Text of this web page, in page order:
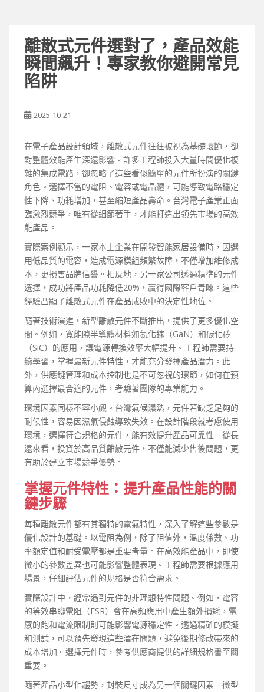
離散式元件選對了，產品效能
瞬間飆升！專家教你避開常見
陷阱
2025-10-21
在電子產品設計領域，離散式元件往往被視為基礎環節，卻
對整體效能產生深遠影響。許多工程師投入大量時間優化複
雜的集成電路，卻忽略了這些看似簡單的元件所扮演的關鍵
角色。選擇不當的電阻、電容或電晶體，可能導致電路穩定
性下降、功耗增加，甚至縮短產品壽命。台灣電子產業正面
臨激烈競爭，唯有從細節著手，才能打造出領先市場的高效
能產品。
實際案例顯示，一家本土企業在開發智能家居設備時，因選
用低品質的電容，造成電源模組頻繁故障，不僅增加維修成
本，更損害品牌信譽。相反地，另一家公司透過精準的元件
選擇，成功將產品功耗降低20%，贏得國際客戶青睞。這些
經驗凸顯了離散式元件在產品成敗中的決定性地位。
隨著技術演進，新型離散元件不斷推出，提供了更多優化空
間。例如，寬能隙半導體材料如氮化鎵（GaN）和碳化矽
（SiC）的應用，讓電源轉換效率大幅提升。工程師需要持
續學習，掌握最新元件特性，才能充分發揮產品潛力。此
外，供應鏈管理和成本控制也是不可忽視的環節，如何在預
算內選擇最合適的元件，考驗著團隊的專業能力。
環境因素同樣不容小覷。台灣氣候濕熱，元件若缺乏足夠的
耐候性，容易因濕氣侵蝕導致失效。在設計階段就考慮使用
環境，選擇符合規格的元件，能有效提升產品可靠性。從長
遠來看，投資於高品質離散元件，不僅能減少售後問題，更
有助於建立市場競爭優勢。
掌握元件特性：提升產品性能的關
鍵步驟
每種離散元件都有其獨特的電氣特性，深入了解這些參數是
優化設計的基礎。以電阻為例，除了阻值外，溫度係數、功
率額定值和耐受電壓都是重要考量。在高效能產品中，即使
微小的參數差異也可能影響整體表現。工程師需要根據應用
場景，仔細評估元件的規格是否符合需求。
實際設計中，經常遇到元件的非理想特性問題。例如，電容
的等效串聯電阻（ESR）會在高頻應用中產生額外損耗，電
感的飽和電流限制則可能影響電源穩定性。透過精確的模擬
和測試，可以預先發現這些潛在問題，避免後期修改帶來的
成本增加。選擇元件時，參考供應商提供的詳細規格書至關
重要。
隨著產品小型化趨勢，封裝尺寸成為另一個關鍵因素。微型